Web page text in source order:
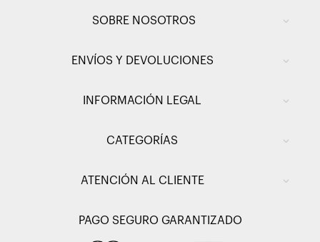
SOBRE NOSOTROS
ENVÍOS Y DEVOLUCIONES
INFORMACIÓN LEGAL
CATEGORÍAS
ATENCIÓN AL CLIENTE
PAGO SEGURO GARANTIZADO